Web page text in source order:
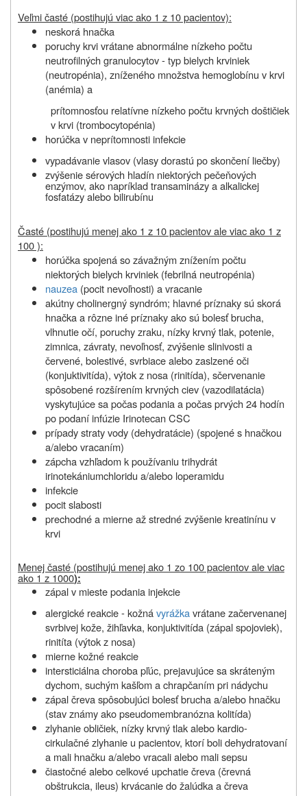
Veľmi časté (postihujú viac ako 1 z 10 pacientov):
neskorá hnačka
poruchy krvi vrátane abnormálne nízkeho počtu
neutrofilných granulocytov - typ bielych krviniek
(neutropénia), zníženého množstva hemoglobínu v krvi
(anémia) a
prítomnosťou relatívne nízkeho počtu krvných doštičiek
v krvi (trombocytopénia)
horúčka v neprítomnosti infekcie
vypadávanie vlasov (vlasy dorastú po skončení liečby)
zvýšenie sérových hladín niektorých pečeňových
enzýmov, ako napríklad transaminázy a alkalickej
fosfatázy alebo bilirubínu
Časté (postihujú menej ako 1 z 10 pacientov ale viac ako 1 z
100 ):
horúčka spojená so závažným znížením počtu
niektorých bielych krviniek (febrilná neutropénia)
nauzea (pocit nevoľnosti) a vracanie
akútny cholinergný syndróm; hlavné príznaky sú skorá
hnačka a rôzne iné príznaky ako sú bolesť brucha,
vlhnutie očí, poruchy zraku, nízky krvný tlak, potenie,
zimnica, závraty, nevoľnosť, zvýšenie slinivosti a
červené, bolestivé, svrbiace alebo zaslzené oči
(konjuktivitída), výtok z nosa (rinitída), sčervenanie
spôsobené rozšírením krvných ciev (vazodilatácia)
vyskytujúce sa počas podania a počas prvých 24 hodín
po podaní infúzie Irinotecan CSC
prípady straty vody (dehydratácie) (spojené s hnačkou
a/alebo vracaním)
zápcha vzhľadom k používaniu trihydrát
irinotekániumchloridu a/alebo loperamidu
infekcie
pocit slabosti
prechodné a mierne až stredné zvýšenie kreatinínu v
krvi
Menej časté (postihujú menej ako 1 zo 100 pacientov ale viac
ako 1 z 1000):
zápal v mieste podania injekcie
alergické reakcie - kožnávyrážkavrátane začervenanej
svrbivej kože, žihľavka, konjuktivitída (zápal spojoviek),
rinitíta (výtok z nosa)
mierne kožné reakcie
intersticiálna choroba pľúc, prejavujúce sa skráteným
dychom, suchým kašľom a chrapčaním pri nádychu
zápal čreva spôsobujúci bolesť brucha a/alebo hnačku
(stav známy ako pseudomembranózna kolitída)
zlyhanie obličiek, nízky krvný tlak alebo kardio-
cirkulačné zlyhanie u pacientov, ktorí boli dehydratovaní
a mali hnačku a/alebo vracali alebo mali sepsu
čiastočné alebo celkové upchatie čreva (črevná
obštrukcia, ileus) krvácanie do žalúdka a čreva